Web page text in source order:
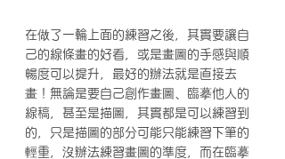
在做了一輪上面的練習之後，其實要讓自
己的線條畫的好看，或是畫圖的手感與順
暢度可以提升，最好的辦法就是直接去
畫！無論是要自己創作畫圖、臨摹他人的
線稿，甚至是描圖，其實都是可以練習到
的，只是描圖的部分可能只能練習下筆的
輕重，沒辦法練習畫圖的準度，而在臨摹